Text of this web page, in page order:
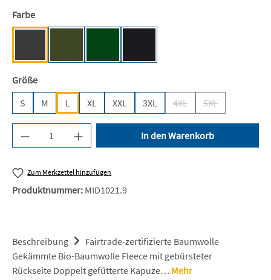
Farbeauswählen
Größeauswählen
S
M L XL XXL 3XL 4XL
(Diese Option ist zurzeit
5XL
(Diese Option
Produkt Anzahl: Gib den gewünschten Wert
In den Warenkorb
Zum Merkzettel hinzufügen
Produktnummer: MID1021.9
Beschreibung
Fairtrade-zertifizierte Baumwolle
Gekämmte Bio-Baumwolle Fleece mit gebürsteter
Rückseite Doppelt gefütterte Kapuze… Mehr